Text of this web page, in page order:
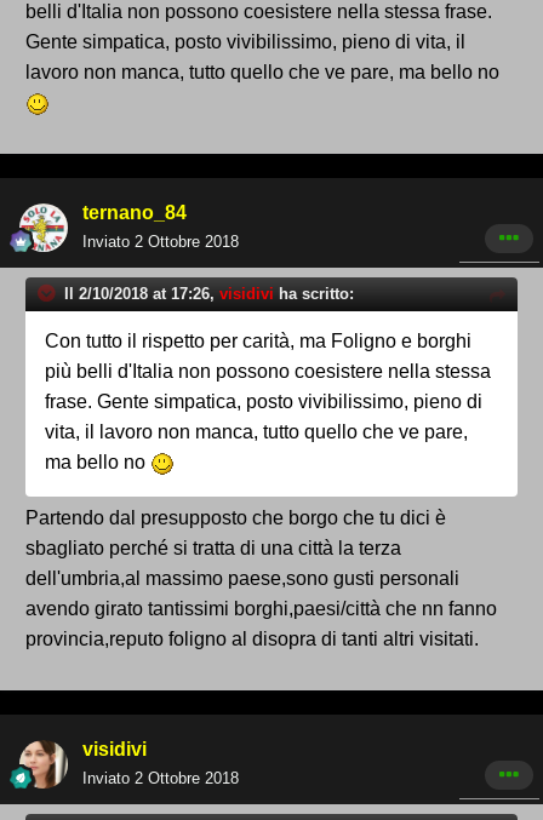
belli d'Italia non possono coesistere nella stessa frase.
Gente simpatica, posto vivibilissimo, pieno di vita, il
lavoro non manca, tutto quello che ve pare, ma bello no
ternano_84
Inviato 2 Ottobre 2018
Il 2/10/2018 at 17:26, visidivi ha scritto:
Con tutto il rispetto per carità, ma Foligno e borghi
più belli d'Italia non possono coesistere nella stessa
frase. Gente simpatica, posto vivibilissimo, pieno di
vita, il lavoro non manca, tutto quello che ve pare,
ma bello no
Partendo dal presupposto che borgo che tu dici è
sbagliato perché si tratta di una città la terza
dell'umbria,al massimo paese,sono gusti personali
avendo girato tantissimi borghi,paesi/città che nn fanno
provincia,reputo foligno al disopra di tanti altri visitati.
visidivi
Inviato 2 Ottobre 2018